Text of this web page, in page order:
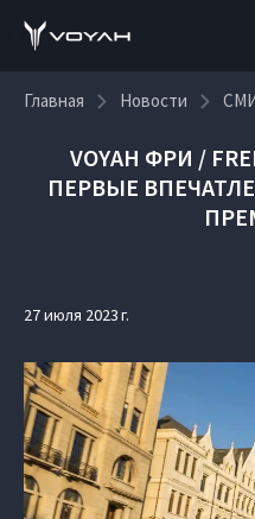
Главная Новости
VOYAH ФРИ /
ПЕРВЫЕ
27 июля 2023 г.